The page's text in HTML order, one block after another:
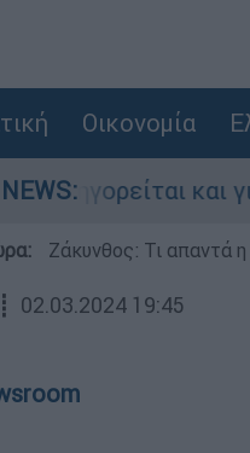
Οικονομία
και για την
Ζάκυνθος: Τι απαντά
┋ 02.03.2024 19:45